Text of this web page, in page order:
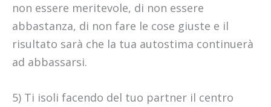
non essere meritevole, di non essere
abbastanza, di non fare le cose giuste e il
risultato sarà che la tua autostima continuerà
ad abbassarsi.
5) Ti isoli facendo del tuo partner il centro